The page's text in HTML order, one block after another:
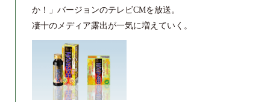
か！」バージョンのテレビCMを放送。
凄十のメディア露出が一気に増えていく。